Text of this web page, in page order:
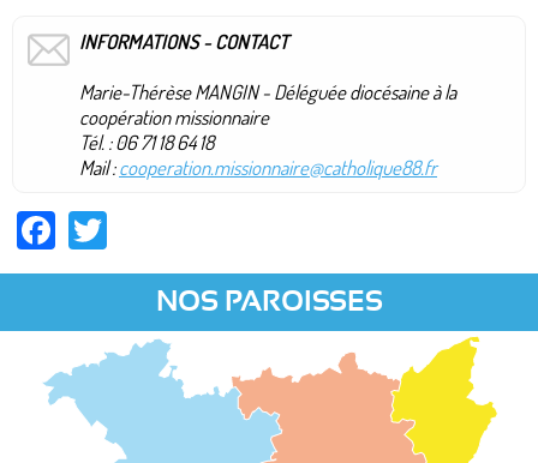
INFORMATIONS - CONTACT
Marie-Thérèse MANGIN - Déléguée diocésaine à la
coopération missionnaire
Tél. : 06 71 18 64 18
Mail :cooperation.missionnaire@catholique88.fr
Facebook
NOS PAROISSES